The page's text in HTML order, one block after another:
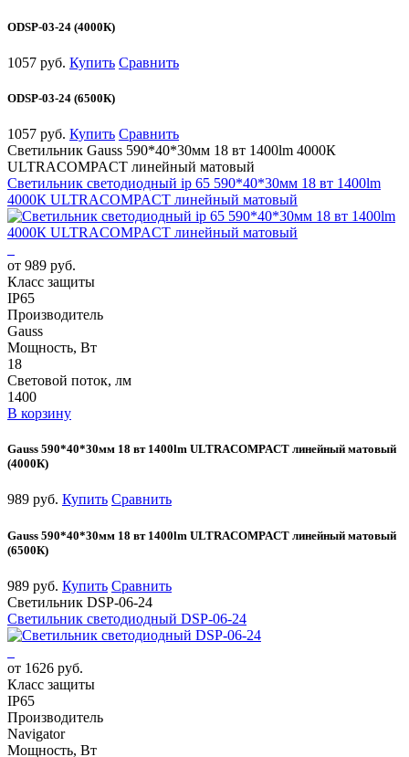
ODSP-03-24 (4000К)
1057 руб. Купить Сравнить
ODSP-03-24 (6500К)
1057 руб. Купить Сравнить
Светильник Gauss 590*40*30мм 18 вт 1400lm 4000К
ULTRACOMPACT линейный матовый
Светильник светодиодный ip 65 590*40*30мм 18 вт 1400lm
4000К ULTRACOMPACT линейный матовый
от 989 руб.
Класс защиты
IP65
Производитель
Gauss
Мощность, Вт
18
Световой поток, лм
1400
В корзину
Gauss 590*40*30мм 18 вт 1400lm ULTRACOMPACT линейный матовый
(4000К)
989 руб. Купить Сравнить
Gauss 590*40*30мм 18 вт 1400lm ULTRACOMPACT линейный матовый
(6500К)
989 руб. Купить Сравнить
Светильник DSP-06-24
Светильник светодиодный DSP-06-24
от 1626 руб.
Класс защиты
IP65
Производитель
Navigator
Мощность, Вт